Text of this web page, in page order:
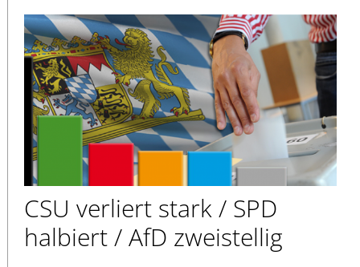
CSU verliert stark / SPD
halbiert / AfD zweistellig